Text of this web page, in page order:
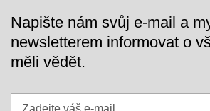
Napište nám svůj e-mail a
newsletterem informovat o
měli vědět.